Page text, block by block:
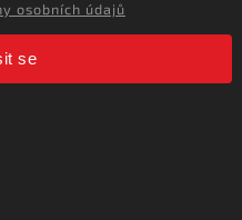
osobních údajů
se